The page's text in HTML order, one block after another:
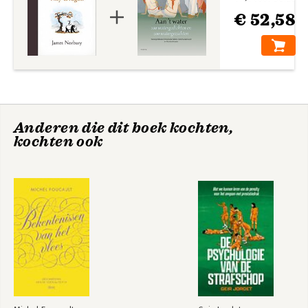
€ 52,58
Anderen die dit boek kochten,
kochten ook